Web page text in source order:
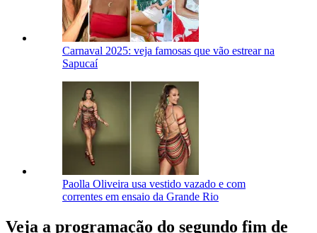
Carnaval 2025: veja famosas que vão estrear na
Sapucaí
Paolla Oliveira usa vestido vazado e com
correntes em ensaio da Grande Rio
Veja a programação do segundo fim de